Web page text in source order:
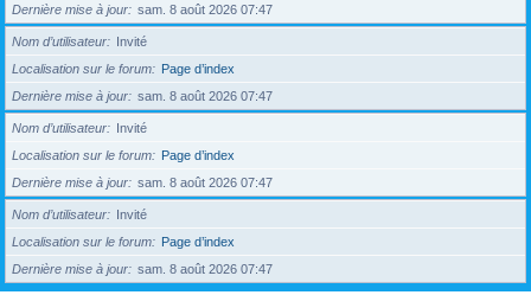
Dernière mise à jour
sam. 8 août 2026 07:47
Nom d’utilisateur
Invité
Localisation sur le forum
Page d’index
Dernière mise à jour
sam. 8 août 2026 07:47
Nom d’utilisateur
Invité
Localisation sur le forum
Page d’index
Dernière mise à jour
sam. 8 août 2026 07:47
Nom d’utilisateur
Invité
Localisation sur le forum
Page d’index
Dernière mise à jour
sam. 8 août 2026 07:47